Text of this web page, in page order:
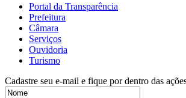
Portal da Transparência
Prefeitura
Câmara
Serviços
Ouvidoria
Turismo
Cadastre seu e-mail e fique por dentro das